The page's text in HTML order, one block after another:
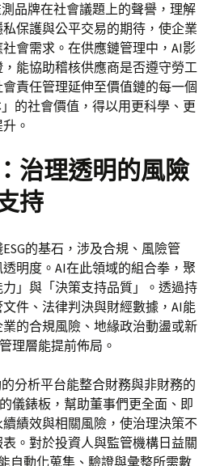
品牌在社會議題上的聲譽，理解
保護與公平交易的期待，使企業
會需求。在供應鏈管理中，AI影
能協助稽核供應商是否遵守勞工
責任管理延伸至價值鏈的每一個
的社會價值，得以用更科學、更
。
治理透明的風險
持
的基石，涉及合規、風險管
明度。AI在此領域的組合拳，聚
」與「決策支持品質」。透過持
件、法律判決與財經數據，AI能
的合規風險、地緣政治動盪或新
理層能提前佈局。
分析平台能整合財務與非財務的
儀錶板，幫助董事們更全面、即
績效與相關風險，使治理決策不
。對於投資人與監管機構日益關
自動化蒐集、驗證與彙整所需數